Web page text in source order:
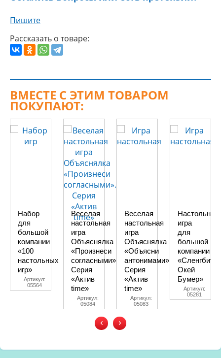
Пишите
Рассказать о товаре:
ВМЕСТЕ С ЭТИМ ТОВАРОМ
ПОКУПАЮТ:
Набор
для
большой
компании
«100
настольных
игр»
Артикул:
05564
Веселая
настольная
игра
Объяснялка
«Произнеси
согласными».
Серия
«Актив
time»
Артикул:
05084
Веселая
настольная
игра
Объяснялка
«Объясни
антонимами».
Серия
«Актив
time»
Артикул:
05083
Настольная
игра
для
большой
компании
Окей
Бумер»
Артикул:
05281
‹ ›